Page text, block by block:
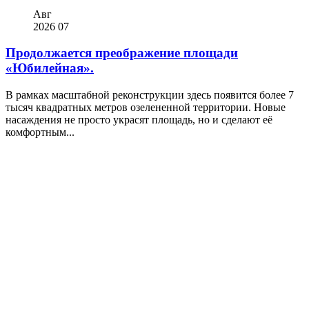
Авг
2026 07
Продолжается преображение площади
«Юбилейная».
В рамках масштабной реконструкции здесь появится более 7
тысяч квадратных метров озелененной территории. Новые
насаждения не просто украсят площадь, но и сделают её
комфортным...